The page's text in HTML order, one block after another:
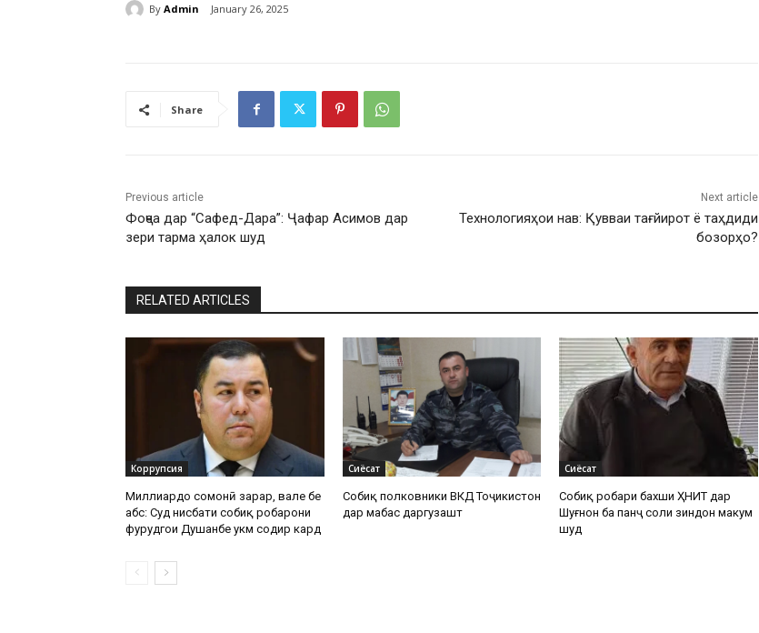
By Admin January 26, 2025
Share
Previous article
Фоҷеа дар “Сафед-Дара”: Ҷафар Асимов дар
зери тарма ҳалок шуд
Next article
Технологияҳои нав: Қувваи тағйирот ё таҳдиди
бозорҳо?
RELATED ARTICLES
Коррупсия
Миллиардҳо сомонӣ зарар, вале бе
ҳабс: Суд нисбати собиқ роҳбарони
фурудгоҳи Душанбе ҳукм содир кард
Сиёсат
Собиқ полковники ВКД Тоҷикистон
дар маҳбас даргузашт
Сиёсат
Собиқ роҳбари бахши ҲНИТ дар
Шуғнон ба панҷ соли зиндон маҳкум
шуд